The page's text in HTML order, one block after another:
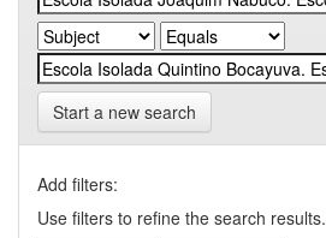
Start a new search
Add filters:
Use filters to refine the search results.